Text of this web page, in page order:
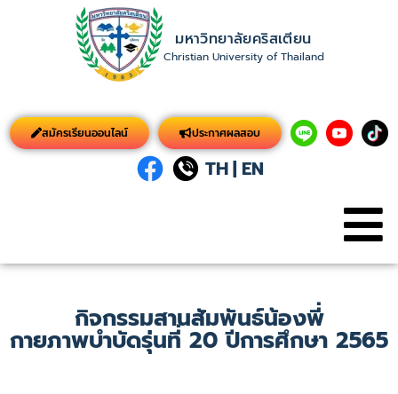
มหาวิทยาลัยคริสเตียน
Christian University of Thailand
สมัครเรียนออนไลน์ ประกาศผลสอบ
TH| EN
กิจกรรมสานสัมพันธ์น้องพี่
กายภาพบำบัดรุ่นที่ 20 ปีการศึกษา 2565